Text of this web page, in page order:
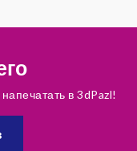
в 3dPazl!